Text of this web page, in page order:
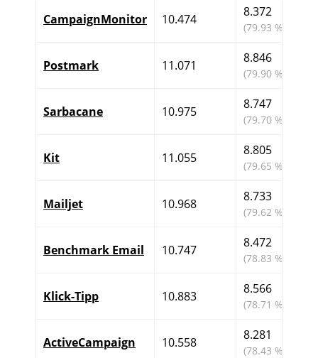
CampaignMonitor 10.474 8.372
(79.93 %)
Postmark 11.071 8.846
(79.90 %)
Sarbacane 10.975 8.747
(79.70 %)
Kit 11.055 8.805
(79.65 %)
Mailjet 10.968 8.733
(79.62 %)
Benchmark Email 10.747 8.472
(78.83 %)
Klick-Tipp 10.883 8.566
(78.71 %)
ActiveCampaign 10.558 8.281
(78.43 %)